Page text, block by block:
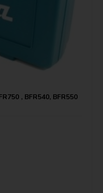
, BFR540, BFR550